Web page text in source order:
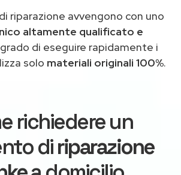
riparazione avvengono con uno
altamente qualificato e
grado di eseguire rapidamente i
solo materiali originali 100%.
richiedere un
diriparazione